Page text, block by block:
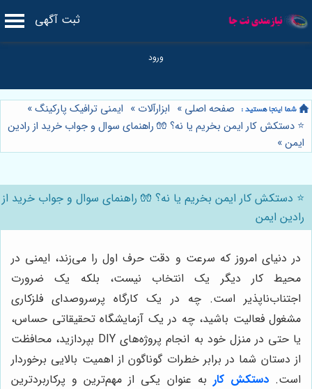
ثبت آگهی
صفحه اصلی » ابزارآلات » ایمنی ترافیک پارکینگ»
⭐️ دستکش کار ایمن بخریم یا نه؟ 🧤 راهنمای سوال و جواب خرید از رادین
ایمن»
⭐️ دستکش کار ایمن بخریم یا نه؟ 🧤 راهنمای سوال و جواب خرید از
رادین ایمن
در دنیای امروز که سرعت و دقت حرف اول را می‌زند، ایمنی در
محیط کار دیگر یک انتخاب نیست، بلکه یک ضرورت
اجتناب‌ناپذیر است. چه در یک کارگاه پرسروصدای فلزکاری
مشغول فعالیت باشید، چه در یک آزمایشگاه تحقیقاتی حساس،
یا حتی در منزل خود به انجام پروژه‌های DIY بپردازید، محافظت
از دستان شما در برابر خطرات گوناگون از اهمیت بالایی برخوردار
است.دستکش کار به عنوان یکی از مهم‌ترین و پرکاربردترین